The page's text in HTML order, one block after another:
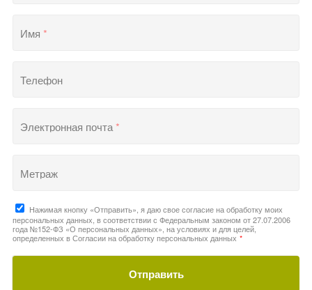
Имя *
Телефон
Электронная почта*
Метраж
Нажимая кнопку «Отправить», я даю свое согласие на обработку моих
персональных данных, в соответствии с Федеральным законом от 27.07.2006
года №152-ФЗ «О персональных данных», на условиях и для целей,
определенных в Согласии на обработку персональных данных *
Отправить